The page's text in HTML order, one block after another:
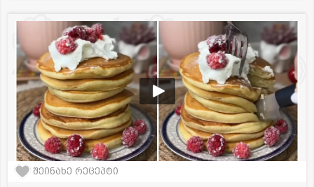
შეინახე რეცეპტი